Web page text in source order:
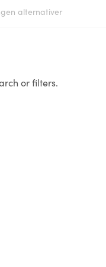
alternativer
or filters.